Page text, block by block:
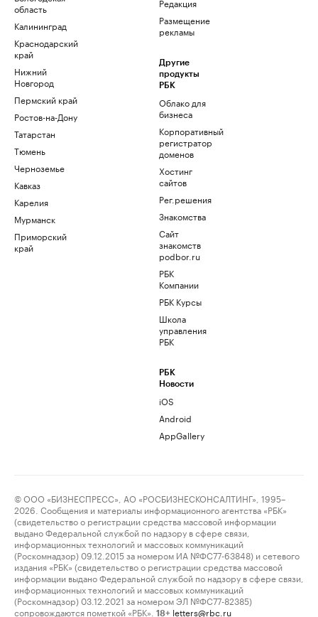
область
Калининград
Краснодарский
край
Нижний
Новгород
Пермский край
Ростов-на-Дону
Татарстан
Тюмень
Черноземье
Кавказ
Карелия
Мурманск
Приморский
край
Размещение
рекламы
Другие
продукты
РБК
Облако для
бизнеса
Корпоративный
регистратор
доменов
Хостинг
сайтов
Рег.решения
Знакомства
Сайт
знакомств
podbor.ru
РБК
Компании
РБК Курсы
Школа
управления
РБК
РБК
Новости
iOS
Android
AppGallery
© ООО «БИЗНЕСПРЕСС», АО «РОСБИЗНЕСКОНСАЛТИНГ», 1995–
2026. Сообщения и материалы информационного агентства «РБК»
(свидетельство о регистрации средства массовой информации
выдано Федеральной службой по надзору в сфере связи,
информационных технологий и массовых коммуникаций
(Роскомнадзор) 09.12.2015 за номером ИА №ФС77-63848) и сетевого
издания «РБК» (свидетельство о регистрации средства массовой
информации выдано Федеральной службой по надзору в сфере связи,
информационных технологий и массовых коммуникаций
(Роскомнадзор) 03.12.2021 за номером ЭЛ №ФС77-82385)
сопровождаются пометкой «РБК».
18+ letters@rbc.ru